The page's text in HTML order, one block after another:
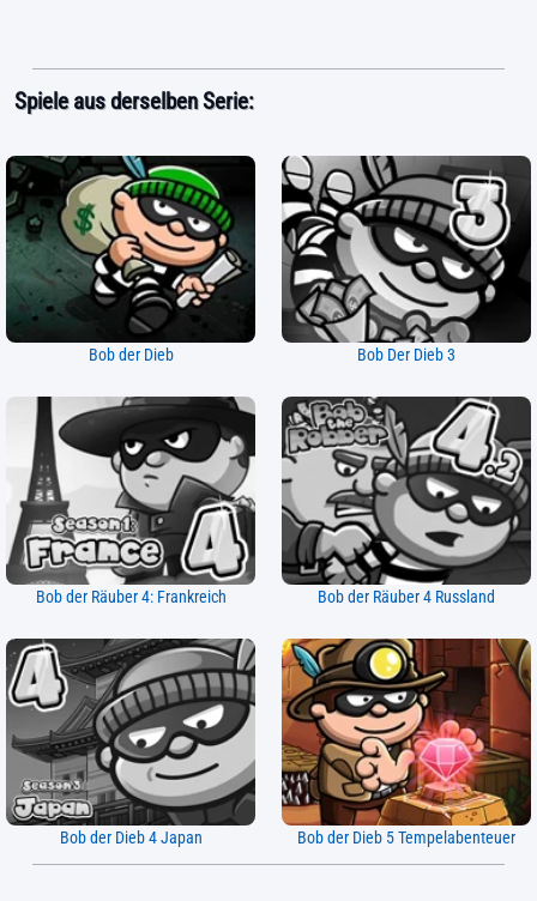
Spiele aus derselben Serie:
Bob der Dieb Bob Der Dieb 3
Bob der Räuber 4: Frankreich Bob der Räuber 4 Russland
Bob der Dieb 4 Japan Bob der Dieb 5 Tempelabenteuer